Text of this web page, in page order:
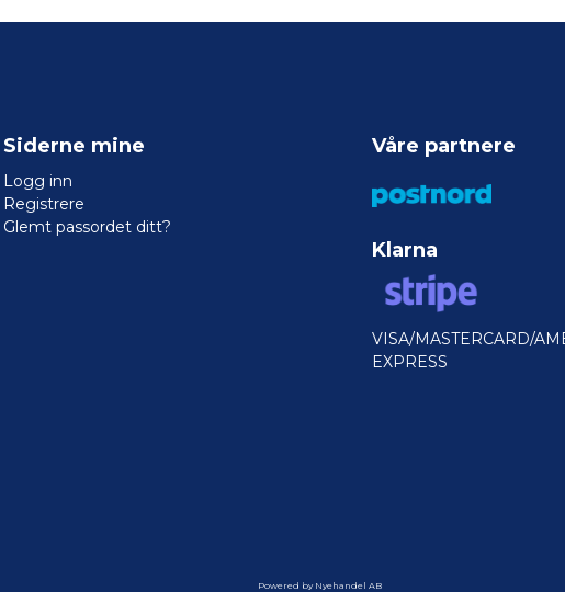
Siderne mine
Logg inn
Registrere
Glemt passordet ditt?
Våre partnere
Klarna
VISA/MASTERCARD/
EXPRESS
Powered by Nyehandel AB